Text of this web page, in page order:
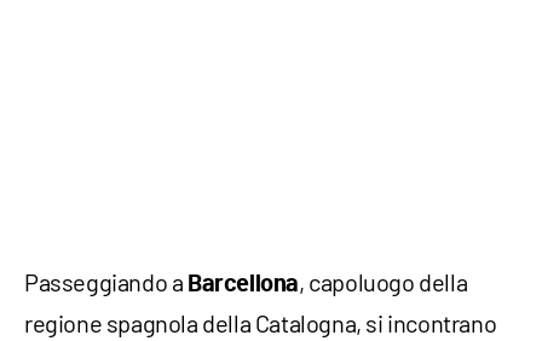
Passeggiando a Barcellona, capoluogo della
regione spagnola della Catalogna, si incontrano